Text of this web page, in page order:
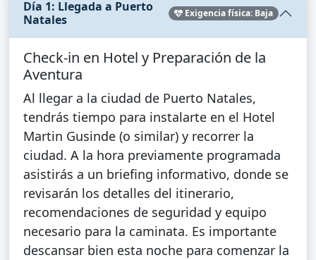
Día 1: Llegada a Puerto
Natales
Exigencia física: Baja
Check-in en Hotel y Preparación de la
Aventura
Al llegar a la ciudad de Puerto Natales,
tendrás tiempo para instalarte en el Hotel
Martin Gusinde (o similar) y recorrer la
ciudad. A la hora previamente programada
asistirás a un briefing informativo, donde se
revisarán los detalles del itinerario,
recomendaciones de seguridad y equipo
necesario para la caminata. Es importante
descansar bien esta noche para comenzar la